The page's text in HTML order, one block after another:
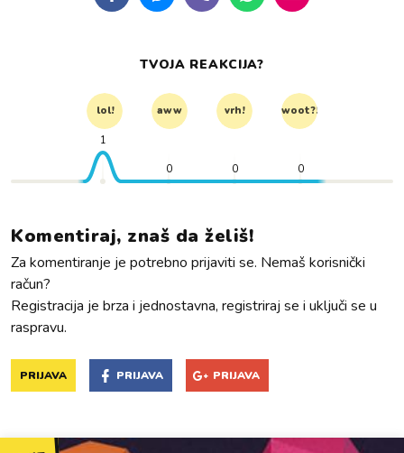
TVOJA REAKCIJA?
lol! aww vrh! woot?!
1
0 0 0
Komentiraj, znaš da želiš!
Za komentiranje je potrebno prijaviti se. Nemaš korisnički
račun?
Registracija je brza i jednostavna, registriraj se i uključi se u
raspravu.
PRIJAVA PRIJAVA PRIJAVA